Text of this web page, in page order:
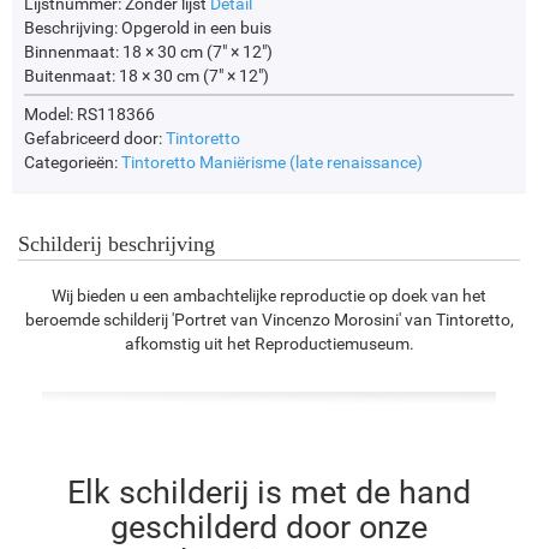
Beschrijving:Opgerold in een buis
Binnenmaat: 18 × 30 cm (7" × 12")
Buitenmaat: 18 × 30 cm (7" × 12")
Model: RS118366
Gefabriceerd door:Tintoretto
Categorieën:Tintoretto Maniërisme (late renaissance)
Schilderij beschrijving
Wij bieden u een ambachtelijke reproductie op doek van het
beroemde schilderij 'Portret van Vincenzo Morosini' van Tintoretto,
afkomstig uit het Reproductiemuseum.
Elk schilderij is met de hand
geschilderd door onze